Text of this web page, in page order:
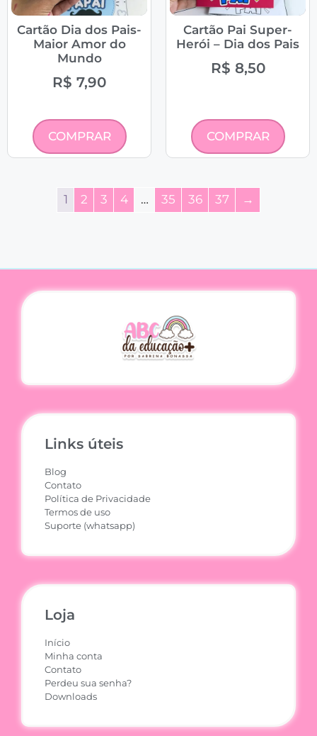
Cartão Dia dos Pais-
Maior Amor do
Mundo
R$ 7,90
COMPRAR
Cartão Pai Super-
Herói – Dia dos Pais
R$ 8,50
COMPRAR
1 2 3 4 … 35 36 37 →
Links úteis
Blog
Contato
Política de Privacidade
Termos de uso
Suporte (whatsapp)
Loja
Início
Minha conta
Contato
Perdeu sua senha?
Downloads